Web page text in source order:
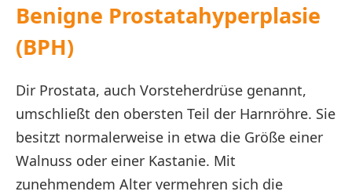
Benigne Prostatahyperplasie
(BPH)
Dir Prostata, auch Vorsteherdrüse genannt,
umschließt den obersten Teil der Harnröhre. Sie
besitzt normalerweise in etwa die Größe einer
Walnuss oder einer Kastanie. Mit
zunehmendem Alter vermehren sich die